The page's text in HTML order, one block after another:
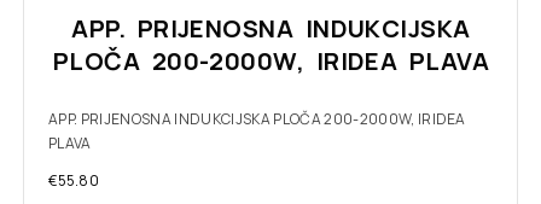
APP. PRIJENOSNA INDUKCIJSKA
PLOČA 200-2000W, IRIDEA PLAVA
APP. PRIJENOSNA INDUKCIJSKA PLOČA 200-2000W, IRIDEA
PLAVA
€55.80